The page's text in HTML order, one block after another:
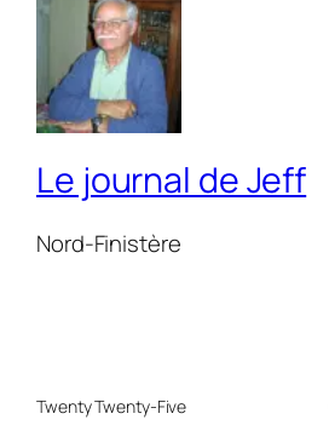
Le journal de Jeff
Nord-Finistère
Twenty Twenty-Five